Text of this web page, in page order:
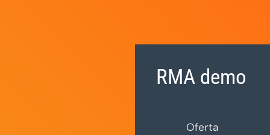
RMA demo
Oferta